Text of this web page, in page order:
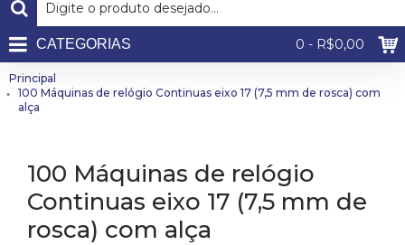
0 - R$0,00
CATEGORIAS
Principal
100 Máquinas de relógio Continuas eixo 17 (7,5 mm de rosca) com
alça
100 Máquinas de relógio
Continuas eixo 17 (7,5 mm de
rosca) com alça